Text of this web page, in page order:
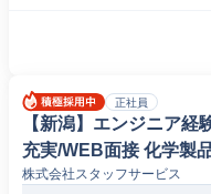
正社員
【新潟】エンジニア経
充実/WEB面接 化学製
株式会社スタッフサービス